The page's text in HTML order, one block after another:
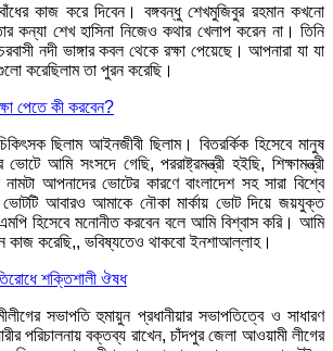
কাজ করে দিবেন। বঙ্গবন্ধু শেখমুজিবুর রহমান কখনো
কন্যা শেখ হাসিনা নিজেও কথার খেলাপ করেন না। তিনি
নদী ভাঙ্গার কবল থেকে রক্ষা পেয়েছে। আপনারা যা যা
করেছিলাম তা পুরন করেছি।
পেতে কী করবেন?
ছিলাম আইনজীবী ছিলাম। বিতরর্কিক হিসেবে মানুষ
আমি সংসদে গেছি, পররাষ্ট্রমন্ত্রী হইছি, শিক্ষামন্ত্রী
আপনাদের ভোটের কারণে বাংলাদেশ সহ সারা বিশ্বে
আবারও আমাকে নৌকা মার্কায় ভোট দিয়ে জয়যুক্ত
হিসেবে মনোনীত করবেন বলে আমি বিশ্বাস করি। আমি
কাজ করেছি,, ভবিষ্যতেও থাকবো ইনশাআল্লাহ।
শক্তিশালী ঔষধ
সভাপতি হুমায়ুন প্রধানীয়ার সভাপতিত্বে ও সাধারণ
পরিচালনায় বক্তব্য রাখেন, চাঁদপুর জেলা আওয়ামী লীগের